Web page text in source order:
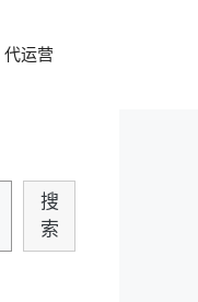
代运营
搜
索